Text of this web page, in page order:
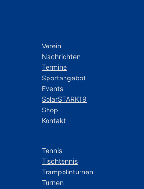
Verein
Nachrichten
Termine
Sportangebot
Events
SolarSTARK19
Shop
Kontakt
Tennis
Tischtennis
Trampolinturnen
Turnen